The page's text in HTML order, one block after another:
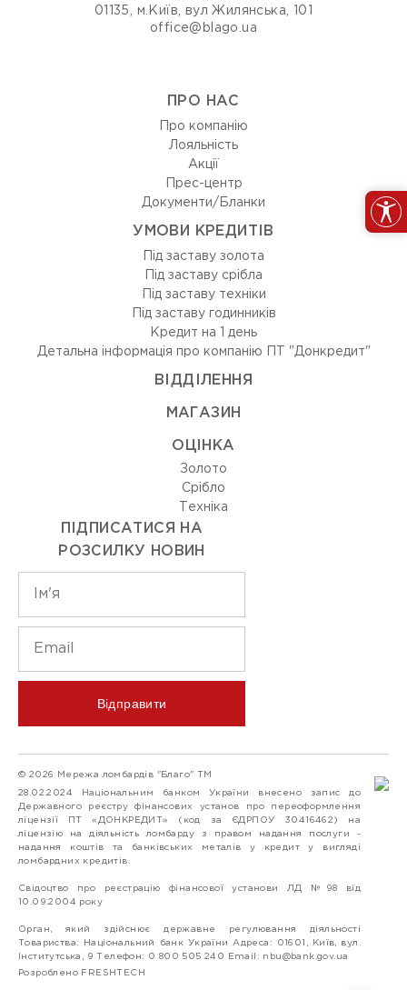
01135, м.Київ, вул Жилянська, 101
office@blago.ua
ПРО НАС
Про компанію
Лояльність
Акції
Прес-центр
Документи/Бланки
УМОВИ КРЕДИТІВ
Під заставу золота
Під заставу срібла
Під заставу техніки
Під заставу годинників
Кредит на 1 день
Детальна інформація про компанію ПТ "Донкредит"
ВIДДIЛЕННЯ
МАГАЗИН
ОЦIНКА
Золото
Срiбло
Технiка
ПІДПИСАТИСЯ НА
РОЗСИЛКУ НОВИН
Відправити
© 2026 Мережа ломбардів "Благо" ТМ
28.02.2024 Національним банком України внесено запис до
Державного реєстру фінансових установ про переоформлення
ліцензії ПТ «ДОНКРЕДИТ» (код за ЄДРПОУ 30416462) на
ліцензію на діяльність ломбарду з правом надання послуги -
надання коштів та банківських металів у кредит у вигляді
ломбардних кредитів.
Свідоцтво про реєстрацію фінансової установи ЛД №98 від
10.09.2004 року
Орган, який здійснює державне регулювання діяльності
Товариства: Національний банк України Адреса: 01601, Київ, вул.
Інститутська, 9 Телефон: 0 800 505 240 Email: nbu@bank.gov.ua
Розроблено FRESHTECH